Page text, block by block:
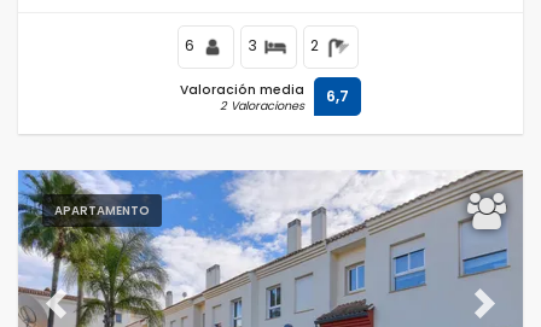
6 3 2
Valoración media
2 Valoraciones 6,7
APARTAMENTO
Previous Next